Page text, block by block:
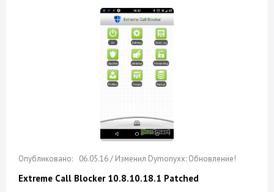
06.05.16 / Изменил Dymonyxx: Обновление!
Extreme Call Blocker 10.8.10.18.1 Patched